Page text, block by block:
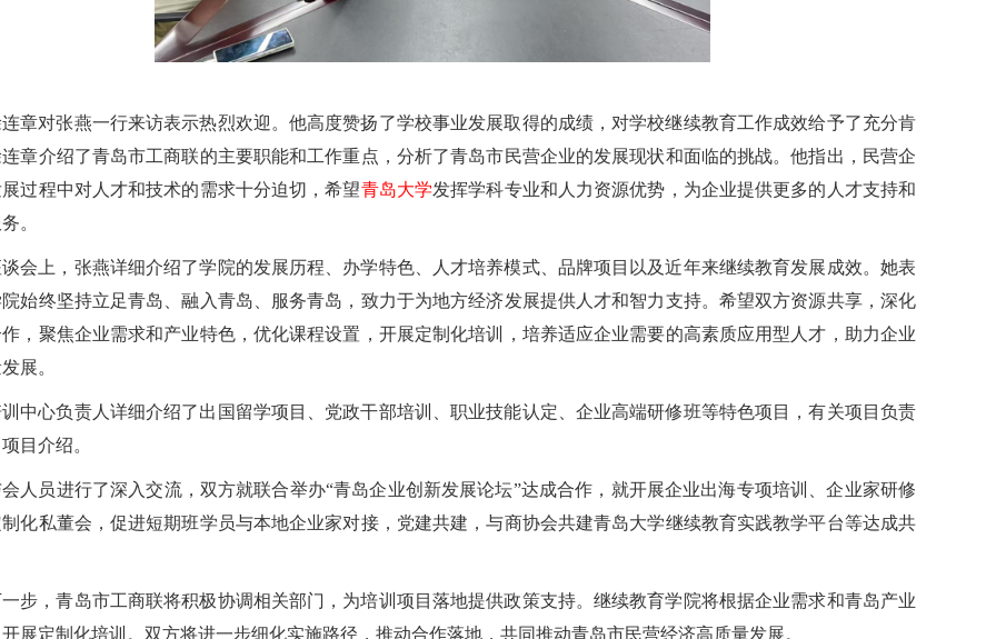
章对张燕一行来访表示热烈欢迎。他高度赞扬了学校事业发展取得的成绩，对学校继续教育工作成效给予了充分肯
章介绍了青岛市工商联的主要职能和工作重点，分析了青岛市民营企业的发展现状和面临的挑战。他指出，民营企
过程中对人才和技术的需求十分迫切，希望青岛大学发挥学科专业和人力资源优势，为企业提供更多的人才支持和
。
谈会上，张燕详细介绍了学院的发展历程、办学特色、人才培养模式、品牌项目以及近年来继续教育发展成效。她表
始终坚持立足青岛、融入青岛、服务青岛，致力于为地方经济发展提供人才和智力支持。希望双方资源共享，深化
，聚焦企业需求和产业特色，优化课程设置，开展定制化培训，培养适应企业需要的高素质应用型人才，助力企业
展。
中心负责人详细介绍了出国留学项目、党政干部培训、职业技能认定、企业高端研修班等特色项目，有关项目负责
目介绍。
人员进行了深入交流，双方就联合举办“青岛企业创新发展论坛”达成合作，就开展企业出海专项培训、企业家研修
化私董会，促进短期班学员与本地企业家对接，党建共建，与商协会共建青岛大学继续教育实践教学平台等达成共
步，青岛市工商联将积极协调相关部门，为培训项目落地提供政策支持。继续教育学院将根据企业需求和青岛产业
展定制化培训。双方将进一步细化实施路径，推动合作落地，共同推动青岛市民营经济高质量发展。